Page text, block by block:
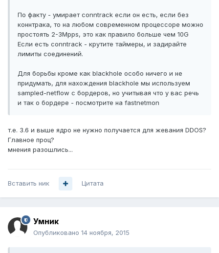
По факту - умирает conntrack если он есть, если без
коннтрака, то на любом современном процессоре можно
простоять 2-3Mpps, это как правило больше чем 10G
Если есть conntrack - крутите таймеры, и задирайте
лимиты соединений.
Для борьбы кроме как blackhole особо ничего и не
придумать, для нахождения blackhole мы используем
sampled-netflow с бордеров, но учитывая что у вас речь
и так о бордере - посмотрите на fastnetmon
т.е. 3.6 и выше ядро не нужно получается для жевания DDOS?
Главное проц?
мнения разошлись...
Вставить ник Цитата
Умник
Опубликовано 14 ноября, 2015